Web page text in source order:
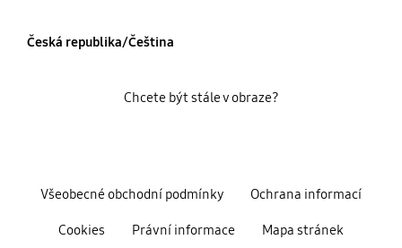
Česká republika/Čeština
Všeobecné obchodní podmínky Ochrana informací
Cookies Právní informace Mapa stránek
Chcete být stále v obraze?